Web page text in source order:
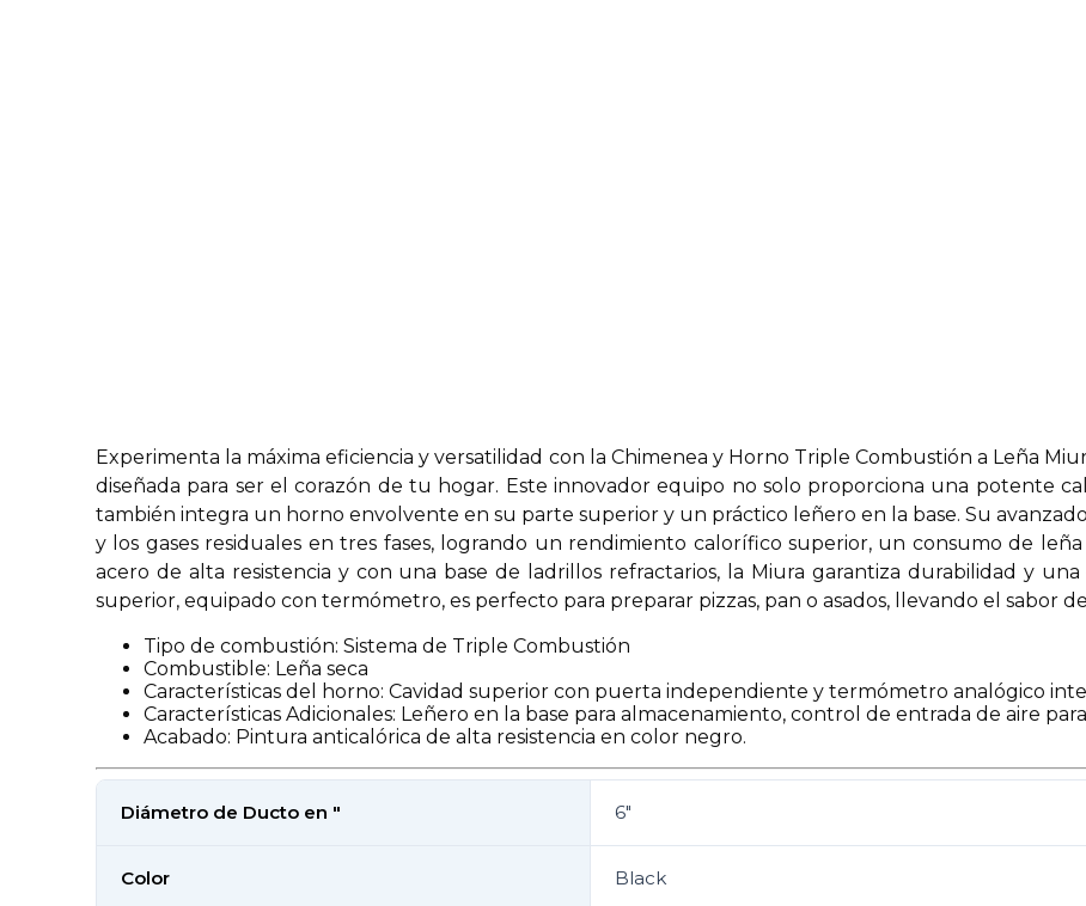
Experimenta la máxima eficiencia y versatilidad con la Chimenea y Horno Triple Combustión a Leña
diseñada para ser el corazón de tu hogar. Este innovador equipo no solo proporciona una potente
también integra un horno envolvente en su parte superior y un práctico leñero en la base. Su
y los gases residuales en tres fases, logrando un rendimiento calorífico superior, un consumo de leña
acero de alta resistencia y con una base de ladrillos refractarios, la Miura garantiza durabilidad y
superior, equipado con termómetro, es perfecto para preparar pizzas, pan o asados, llevando el sabor
Tipo de combustión: Sistema de Triple Combustión
Combustible: Leña seca
Características del horno: Cavidad superior con puerta independiente y termómetro analógico
Características Adicionales: Leñero en la base para almacenamiento, control de entrada de aire
Acabado: Pintura anticalórica de alta resistencia en color negro.
Diámetro de Ducto en " 6"
Color Black